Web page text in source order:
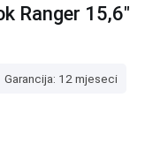
Ranger 15,6"
Garancija: 12 mjeseci